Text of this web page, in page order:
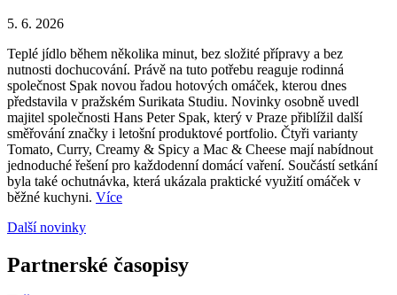
5. 6. 2026
Teplé jídlo během několika minut, bez složité přípravy a bez
nutnosti dochucování. Právě na tuto potřebu reaguje rodinná
společnost Spak novou řadou hotových omáček, kterou dnes
představila v pražském Surikata Studiu. Novinky osobně uvedl
majitel společnosti Hans Peter Spak, který v Praze přiblížil další
směřování značky i letošní produktové portfolio. Čtyři varianty
Tomato, Curry, Creamy & Spicy a Mac & Cheese mají nabídnout
jednoduché řešení pro každodenní domácí vaření. Součástí setkání
byla také ochutnávka, která ukázala praktické využití omáček v
běžné kuchyni. Více
Další novinky
Partnerské časopisy